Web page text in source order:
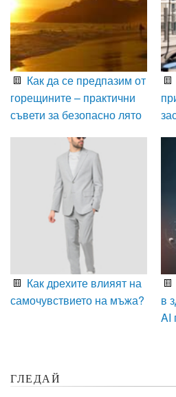
Как да се предпазим от
горещините – практични
съвети за безопасно лято
Как дрехите влияят на
самочувствието на мъжа?
в
AI
ГЛЕДАЙ